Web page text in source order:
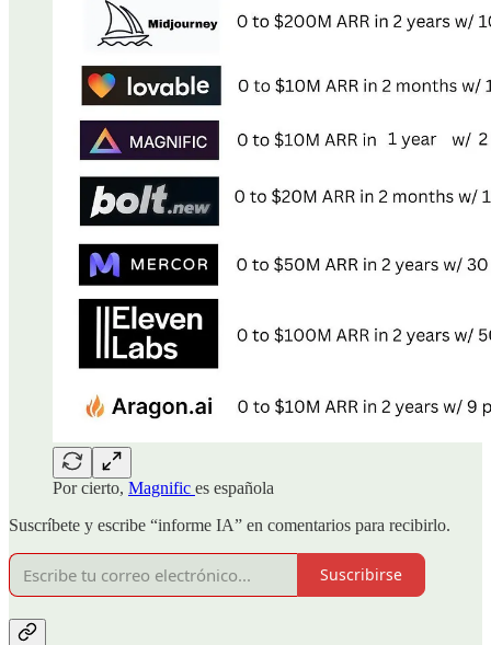
Por cierto, Magnific es española
Suscríbete y escribe “informe IA” en comentarios para recibirlo.
Suscribirse